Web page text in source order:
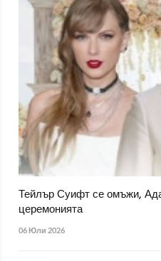
Тейлър Суифт се омъжи,
церемонията
06 Юли 2026